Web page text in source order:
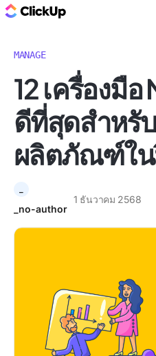
MANAGE
12 เครื่องมื
ดีที่สุดสำหรั
ผลิตภัณฑ์ใน
_no-author
1 ธันวาคม 2568